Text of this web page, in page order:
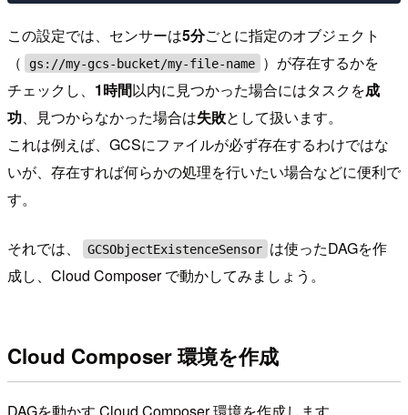
この設定では、センサーは5分ごとに指定のオブジェクト
（
gs://my-gcs-bucket/my-file-name
）が存在するかを
チェックし、 1時間以内に見つかった場合にはタスクを成
功、見つからなかった場合は失敗として扱います。
これは例えば、GCSにファイルが必ず存在するわけではな
いが、存在すれば何らかの処理を行いたい場合などに便利で
す。
それでは、 GCSObjectExistenceSensor は使ったDAGを作
成し、Cloud Composer で動かしてみましょう。
Cloud Composer 環境を作成